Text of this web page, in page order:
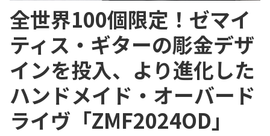
全世界100個限定！ゼマイ
ティス・ギターの彫金デザ
インを投入、より進化した
ハンドメイド・オーバード
ライヴ「ZMF2024OD」